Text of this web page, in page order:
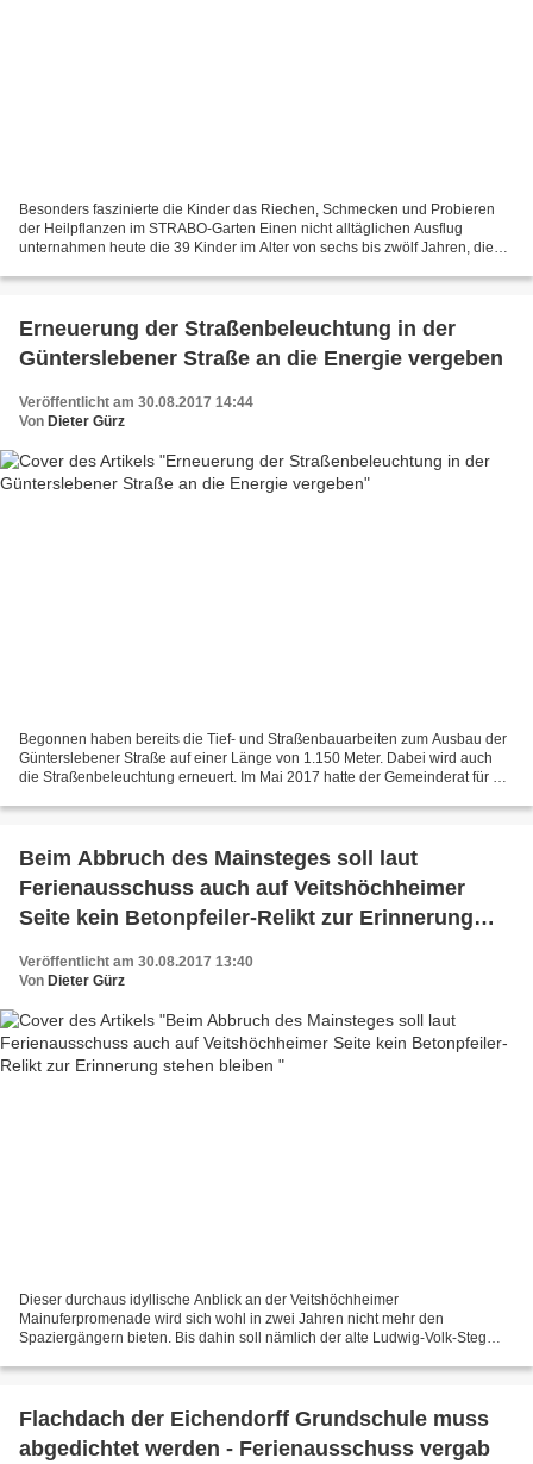
Besonders faszinierte die Kinder das Riechen, Schmecken und Probieren
der Heilpflanzen im STRABO-Garten Einen nicht alltäglichen Ausflug
unternahmen heute die 39 Kinder im Alter von sechs bis zwölf Jahren, die
Erneuerung der Straßenbeleuchtung in der
Günterslebener Straße an die Energie vergeben
Veröffentlicht am 30.08.2017 14:44
Von Dieter Gürz
Begonnen haben bereits die Tief- und Straßenbauarbeiten zum Ausbau der
Günterslebener Straße auf einer Länge von 1.150 Meter. Dabei wird auch
die Straßenbeleuchtung erneuert. Im Mai 2017 hatte der Gemeinderat für 1,8
Beim Abbruch des Mainsteges soll laut
Ferienausschuss auch auf Veitshöchheimer
Seite kein Betonpfeiler-Relikt zur Erinnerung
Veröffentlicht am 30.08.2017 13:40
Von Dieter Gürz
Dieser durchaus idyllische Anblick an der Veitshöchheimer
Mainuferpromenade wird sich wohl in zwei Jahren nicht mehr den
Spaziergängern bieten. Bis dahin soll nämlich der alte Ludwig-Volk-Steg
Flachdach der Eichendorff Grundschule muss
abgedichtet werden - Ferienausschuss vergab